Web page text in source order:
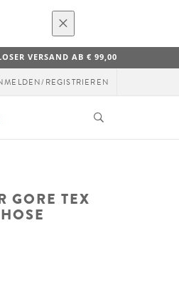
VERSAND AB € 99,00
REGISTRIEREN
GORE TEX